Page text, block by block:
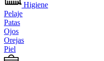
Higiene
Pelaje
Patas
Ojos
Orejas
Piel